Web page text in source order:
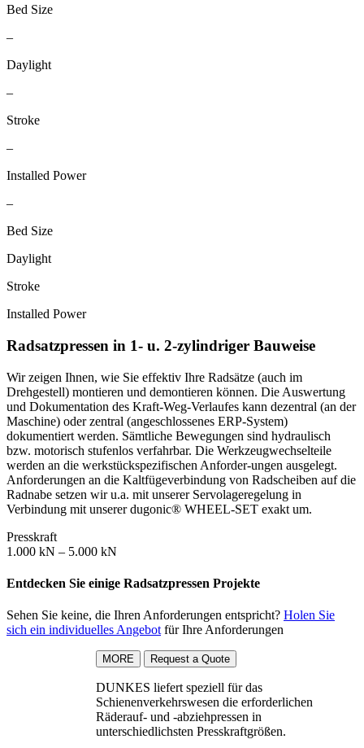
Bed Size
–
Daylight
–
Stroke
–
Installed Power
–
Bed Size
Daylight
Stroke
Installed Power
Radsatzpressen in 1- u. 2-zylindriger Bauweise
Wir zeigen Ihnen, wie Sie effektiv Ihre Radsätze (auch im
Drehgestell) montieren und demontieren können. Die Auswertung
und Dokumentation des Kraft-Weg-Verlaufes kann dezentral (an der
Maschine) oder zentral (angeschlossenes ERP-System)
dokumentiert werden. Sämtliche Bewegungen sind hydraulisch
bzw. motorisch stufenlos verfahrbar. Die Werkzeugwechselteile
werden an die werkstückspezifischen Anforder-ungen ausgelegt.
Anforderungen an die Kaltfügeverbindung von Radscheiben auf die
Radnabe setzen wir u.a. mit unserer Servolageregelung in
Verbindung mit unserer dugonic® WHEEL-SET exakt um.
Presskraft
1.000 kN – 5.000 kN
Entdecken Sie einige Radsatzpressen Projekte
Sehen Sie keine, die Ihren Anforderungen entspricht? Holen Sie
sich ein individuelles Angebot für Ihre Anforderungen
MORE
DUNKES liefert speziell für das
Schienenverkehrswesen die erforderlichen
Räderauf- und -abziehpressen in
unterschiedlichsten Presskraftgrößen.